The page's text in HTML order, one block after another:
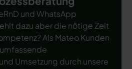
und WhatsApp
dazu aber die nötige Zeit
Als Mateo Kunden
Umsetzung durch unsere